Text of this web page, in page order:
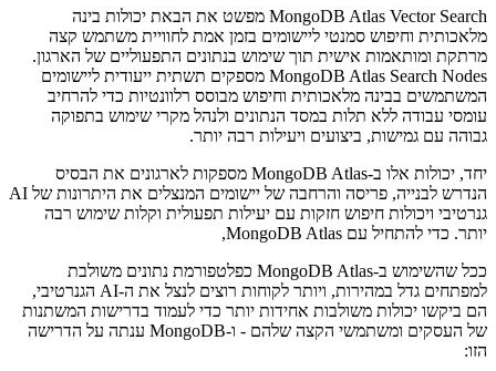
MongoDB Atlas Vector Search מפשט את הבאת יכולות בינה
מלאכותית וחיפוש סמנטי ליישומים בזמן אמת לחוויית משתמש קצה
מרתקת ומותאמות אישית תוך שימוש בנתונים התפעוליים של הארגון.
MongoDB Atlas Search Nodes מספקים תשתית ייעודית ליישומים
המשתמשים בבינה מלאכותית וחיפוש מבוסס רלוונטיות כדי להרחיב
עומסי עבודה ללא תלות במסד הנתונים ולנהל מקרי שימוש בתפוקה
גבוהה עם גמישות, ביצועים ויעילות רבה יותר.
יחד, יכולות אלו ב-MongoDB Atlas מספקות לארגונים את הבסיס
הנדרש לבנייה, פריסה והרחבה של יישומים המנצלים את היתרונות של AI
גנרטיבי ויכולות חיפוש חזקות עם יעילות תפעולית וקלות שימוש רבה
יותר. כדי להתחיל עם MongoDB Atlas,
ככל שהשימוש ב-MongoDB Atlas כפלטפורמת נתונים משולבת
למפתחים גדל במהירות, ויותר לקוחות רוצים לנצל את ה-AI הגנרטיבי,
הם ביקשו יכולות משולבות אחידות יותר כדי לעמוד בדרישות המשתנות
של העסקים ומשתמשי הקצה שלהם - ו-MongoDB ענתה על הדרישה
הזו: